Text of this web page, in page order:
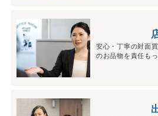
安心・丁寧の対面
のお品物を責任も